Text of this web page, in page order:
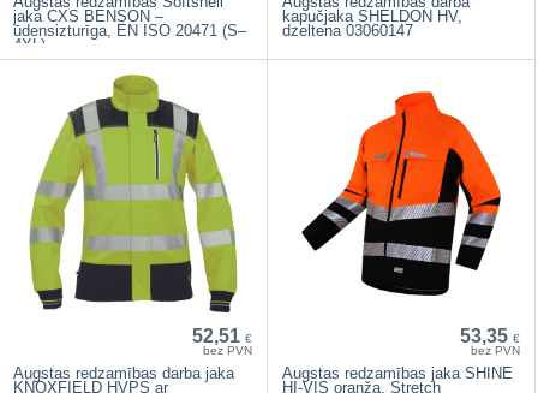
jaka CXS BENSON –
ūdensizturīga, EN ISO 20471 (S–
4XL)
kapučjaka SHELDON HV,
dzeltena 03060147
52,51 €
bez PVN
Augstas redzamības darba jaka
KNOXFIELD HVPS ar
53,35 €
bez PVN
Augstas redzamības jaka SHINE
HI-VIS oranža, Stretch